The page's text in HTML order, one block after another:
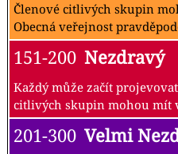
Členové citlivých skupin
Obecná veřejnost
151-200 Nezdravý
Každý může začít
citlivých skupin mohou mít
201-300 Velmi